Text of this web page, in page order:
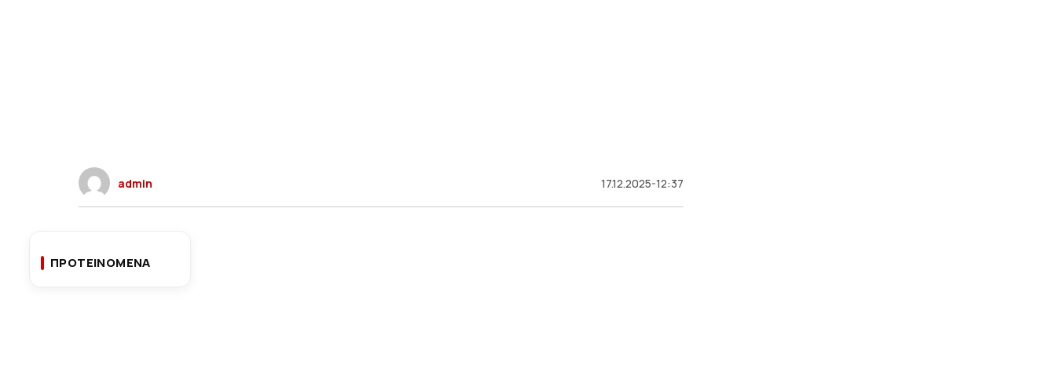
admin 17.12.2025-12:37
ΠΡΟΤΕΙΝΟΜΕΝΑ